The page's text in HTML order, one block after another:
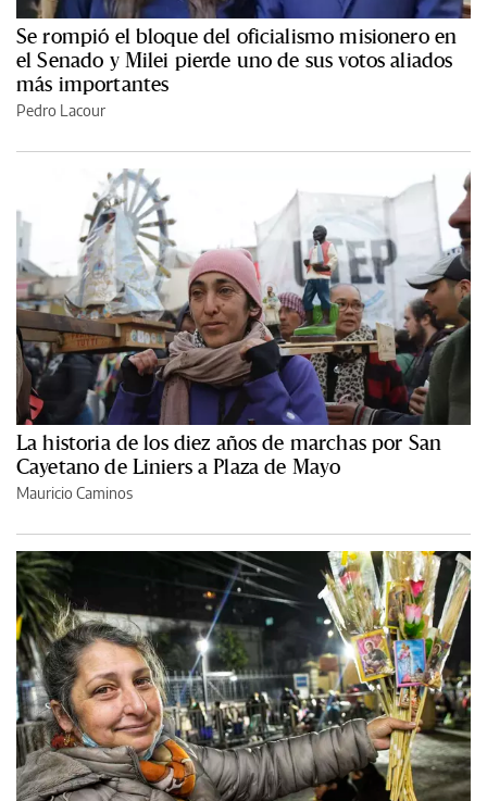
Se rompió el bloque del oficialismo misionero en
el Senado y Milei pierde uno de sus votos aliados
más importantes
Pedro Lacour
La historia de los diez años de marchas por San
Cayetano de Liniers a Plaza de Mayo
Mauricio Caminos